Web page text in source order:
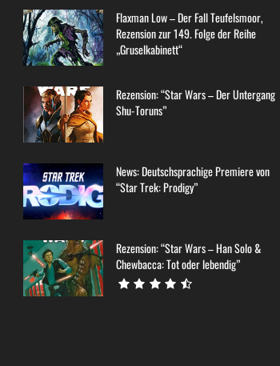
Flaxman Low – Der Fall Teufelsmoor,
Rezension zur 149. Folge der Reihe
„Gruselkabinett“
Rezension: “Star Wars – Der Untergang
Shu-Toruns”
News: Deutschsprachige Premiere von
“Star Trek: Prodigy”
Rezension: “Star Wars – Han Solo &
Chewbacca: Tot oder lebendig”